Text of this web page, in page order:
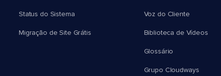
Status do Sistema
Migração de Site Grátis
Voz do Cliente
Biblioteca de Vídeos
Glossário
Grupo Cloudways